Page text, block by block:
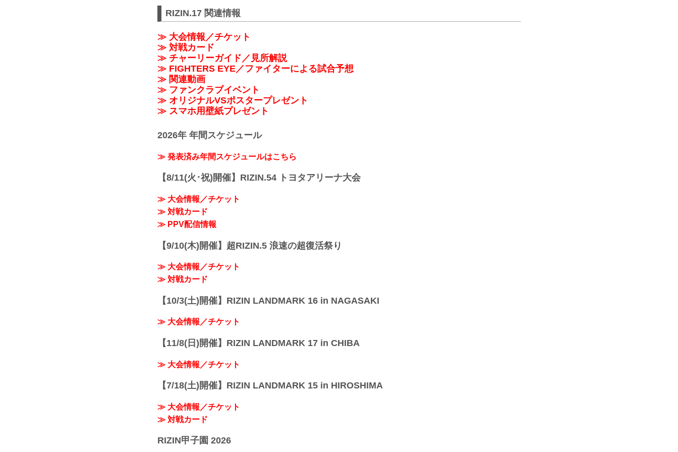
RIZIN.17 関連情報
≫ 大会情報／チケット
≫ 対戦カード
≫ チャーリーガイド／見所解説
≫ FIGHTERS EYE／ファイターによる試合予想
≫ 関連動画
≫ ファンクラブイベント
≫ オリジナルVSポスタープレゼント
≫ スマホ用壁紙プレゼント
2026年 年間スケジュール
≫ 発表済み年間スケジュールはこちら
【8/11(火･祝)開催】RIZIN.54 トヨタアリーナ大会
≫ 大会情報／チケット
≫ 対戦カード
≫ PPV配信情報
【9/10(木)開催】超RIZIN.5 浪速の超復活祭り
≫ 大会情報／チケット
≫ 対戦カード
【10/3(土)開催】RIZIN LANDMARK 16 in NAGASAKI
≫ 大会情報／チケット
【11/8(日)開催】RIZIN LANDMARK 17 in CHIBA
≫ 大会情報／チケット
【7/18(土)開催】RIZIN LANDMARK 15 in HIROSHIMA
≫ 大会情報／チケット
≫ 対戦カード
RIZIN甲子園 2026